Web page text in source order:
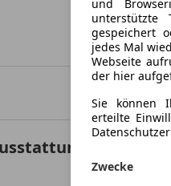
Kraftstoff
CO₂-
Mehr
Lackierung
und
unterstützte
gespeichert
jedes Mal
Webseite
der hier
Sie können
erteilte
Zwecke